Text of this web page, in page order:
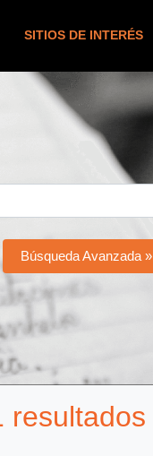
SITIOS DE INTERÉS
Búsqueda Avanzada »
resultados